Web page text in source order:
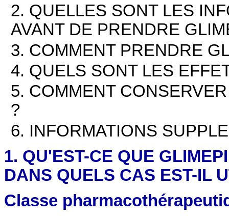
2. QUELLES SONT LES
AVANT DE PRENDRE
3. COMMENT PRENDRE
4. QUELS SONT LES
5. COMMENT
?
6. INFORMATIONS
1. QU'EST-CE QUE
DANS QUELS CAS EST-IL
Classe